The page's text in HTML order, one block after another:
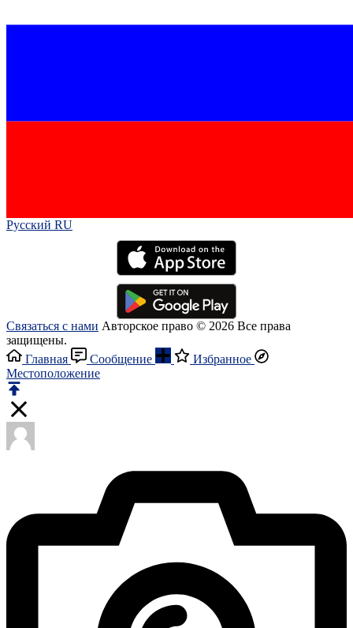
Русский RU‎
Связаться с нами Авторское право © 2026 Все права
защищены.
Главная
Сообщение
Избранное
Местоположение